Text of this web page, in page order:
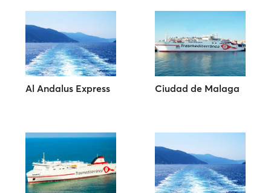
Al Andalus Express Ciudad de Malaga